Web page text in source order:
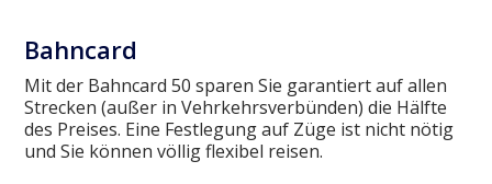
Bahncard
Mit der Bahncard 50 sparen Sie garantiert auf allen
Strecken (außer in Vehrkehrsverbünden) die Hälfte
des Preises. Eine Festlegung auf Züge ist nicht nötig
und Sie können völlig flexibel reisen.